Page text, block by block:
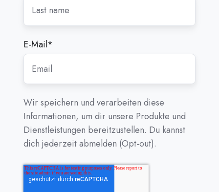
E-Mail*
Wir speichern und verarbeiten diese
Informationen, um dir unsere Produkte und
Dienstleistungen bereitzustellen. Du kannst
dich jederzeit abmelden (Opt-out).